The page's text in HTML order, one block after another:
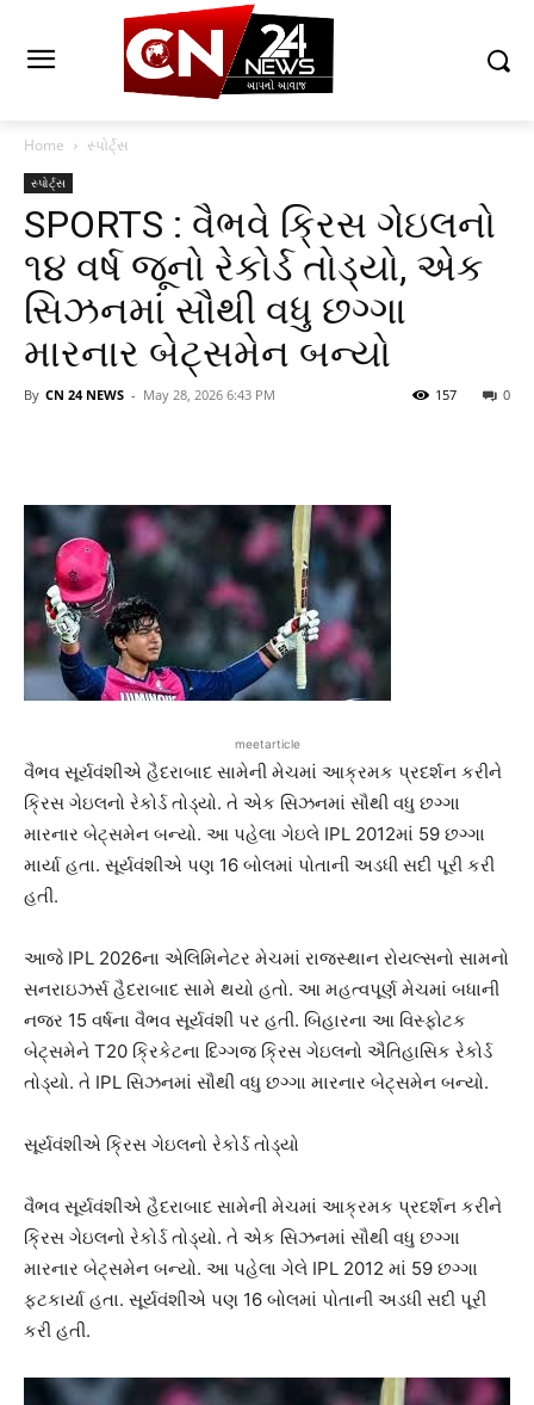
Home સ્પોર્ટ્સ
સ્પોર્ટ્સ
SPORTS : વૈભવે ક્રિસ ગેઇલનો
૧૪ વર્ષ જૂનો રેકોર્ડ તોડ્યો, એક
સિઝનમાં સૌથી વધુ છગ્ગા
મારનાર બેટ્સમેન બન્યો
By CN 24 NEWS - May 28, 2026 6:43 PM 0
157
meetarticle
વૈભવ સૂર્યવંશીએ હૈદરાબાદ સામેની મેચમાં આક્રમક પ્રદર્શન કરીને
ક્રિસ ગેઇલનો રેકોર્ડ તોડ્યો. તે એક સિઝનમાં સૌથી વધુ છગ્ગા
મારનાર બેટ્સમેન બન્યો. આ પહેલા ગેઇલે IPL 2012માં 59 છગ્ગા
માર્યા હતા. સૂર્યવંશીએ પણ 16 બોલમાં પોતાની અડધી સદી પૂરી કરી
હતી.
આજે IPL 2026ના એલિમિનેટર મેચમાં રાજસ્થાન રોયલ્સનો સામનો
સનરાઇઝર્સ હૈદરાબાદ સામે થયો હતો. આ મહત્વપૂર્ણ મેચમાં બધાની
નજર 15 વર્ષના વૈભવ સૂર્યવંશી પર હતી. બિહારના આ વિસ્ફોટક
બેટ્સમેને T20 ક્રિકેટના દિગ્ગજ ક્રિસ ગેઇલનો ઐતિહાસિક રેકોર્ડ
તોડ્યો. તે IPL સિઝનમાં સૌથી વધુ છગ્ગા મારનાર બેટ્સમેન બન્યો.
સૂર્યવંશીએ ક્રિસ ગેઇલનો રેકોર્ડ તોડ્યો
વૈભવ સૂર્યવંશીએ હૈદરાબાદ સામેની મેચમાં આક્રમક પ્રદર્શન કરીને
ક્રિસ ગેઇલનો રેકોર્ડ તોડ્યો. તે એક સિઝનમાં સૌથી વધુ છગ્ગા
મારનાર બેટ્સમેન બન્યો. આ પહેલા ગેલે IPL 2012 માં 59 છગ્ગા
ફટકાર્યા હતા. સૂર્યવંશીએ પણ 16 બોલમાં પોતાની અડધી સદી પૂરી
કરી હતી.